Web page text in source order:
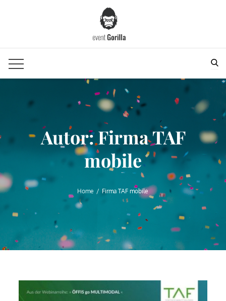
Autor:Firma TAF
mobile
Home Firma TAF mobile